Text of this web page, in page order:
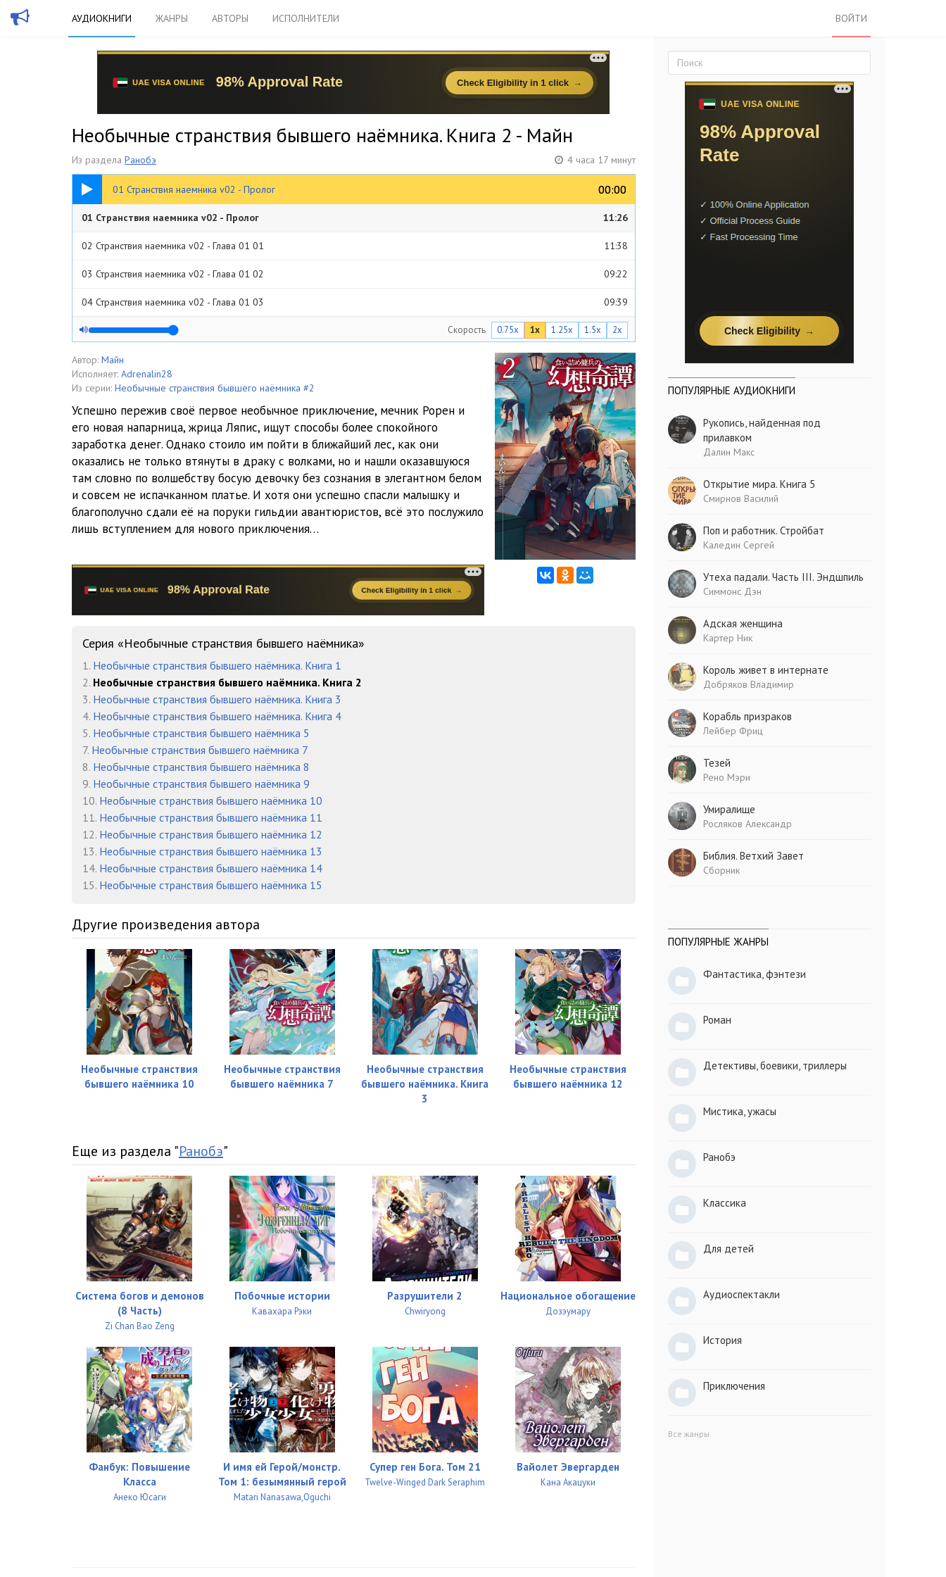
АУДИОКНИГИ ЖАНРЫ АВТОРЫ ИСПОЛНИТЕЛИ ВОЙТИ
Необычные странствия бывшего наёмника. Книга 2 - Майн
Из раздела Ранобэ 4 часа 17 минут
01 Странствия наемника v02 - Пролог 00:00
00:00
11:26
01 Странствия наемника v02 - Пролог 11:26
02 Странствия наемника v02 - Глава 01 01 11:38
03 Странствия наемника v02 - Глава 01 02 09:22
04 Странствия наемника v02 - Глава 01 03 09:39
05 Странствия наемника v02 - Глава 01 04 09:58
06 Странствия наемника v02 - Глава 01 05 10:29
07 Странствия наемника v02 - Глава 02 01 10:18
08 Странствия наемника v02 - Глава 02 02 09:46
09 Странствия наемника v02 - Глава 02 03 09:57
10 Странствия наемника v02 - Глава 02 04 07:24
11 Странствия наемника v02 - Глава 02 05 10:30
12 Странствия наемника v02 - Глава 03 01 11:35
10:47
14 Странствия наемника v02 - Глава 03 03
16 Странствия наемника v02 - Глава 04 01
17 Странствия наемника v02 - Глава 04 02
18 Странствия наемника v02 - Глава 04 03
19 Странствия наемника v02 - Глава 04 04
20 Странствия наемника v02 - Глава 05 01
21 Странствия наемника v02 - Глава 05 02
22 Странствия наемника v02 - Глава 05 03
23 Странствия наемника v02 - Глава 05 04
24 Странствия наемника v02 - Эпилог
25 Странствия наемника v02 - Антракт
26 Странствия наемника v02 - Послесловие автора
Скорость 0.75x 1x 1.25x 1.5x 2x
Автор: Майн
Исполняет: Adrenalin28
Из серии: Необычные странствия бывшего наёмника #2
Успешно пережив своё первое необычное приключение, мечник Рорен и
его новая напарница, жрица Ляпис, ищут способы более спокойного
заработка денег. Однако стоило им пойти в ближайший лес, как они
оказались не только втянуты в драку с волками, но и нашли оказавшуюся
там словно по волшебству босую девочку без сознания в элегантном белом
и совсем не испачканном платье. И хотя они успешно спасли малышку и
благополучно сдали её на поруки гильдии авантюристов, всё это послужило
лишь вступлением для нового приключения…
Серия «Необычные странствия бывшего наёмника»
1. Необычные странствия бывшего наёмника. Книга 1
2. Необычные странствия бывшего наёмника. Книга 2
3. Необычные странствия бывшего наёмника. Книга 3
4. Необычные странствия бывшего наёмника. Книга 4
5. Необычные странствия бывшего наёмника 5
7. Необычные странствия бывшего наёмника 7
8. Необычные странствия бывшего наёмника 8
9. Необычные странствия бывшего наёмника 9
10. Необычные странствия бывшего наёмника 10
11. Необычные странствия бывшего наёмника 11
12. Необычные странствия бывшего наёмника 12
13. Необычные странствия бывшего наёмника 13
14. Необычные странствия бывшего наёмника 14
15. Необычные странствия бывшего наёмника 15
Другие произведения автора
Необычные странствия
бывшего наёмника 10
Необычные странствия
бывшего наёмника 7
Необычные странствия
бывшего наёмника. Книга
3
Необычные странствия
бывшего наёмника 12
Еще из раздела "Ранобэ"
Система богов и демонов
(8 Часть)
Zi Chan Bao Zeng
Побочные истории
Кавахара Рэки
Разрушители 2
Chwiryong
Национальное обогащение
Дозэумару
Фанбук: Повышение
Класса
Анеко Юсаги
И имя ей Герой/монстр.
Том 1: безымянный герой
Matari Nanasawa,Oguchi
Супер ген Бога. Том 21
Twelve-Winged Dark Seraphim
Вайолет Эвергарден
Кана Акацуки
ПОПУЛЯРНЫЕ АУДИОКНИГИ
Рукопись, найденная под
прилавком
Далин Макс
Открытие мира. Книга 5
Смирнов Василий
Поп и работник. Стройбат
Каледин Сергей
Утеха падали. Часть III. Эндшпиль
Симмонс Дэн
Адская женщина
Картер Ник
Король живет в интернате
Добряков Владимир
Корабль призраков
Лейбер Фриц
Тезей
Рено Мэри
Умиралище
Росляков Александр
Библия. Ветхий Завет
Сборник
ПОПУЛЯРНЫЕ ЖАНРЫ
Фантастика, фэнтези
Роман
Детективы, боевики, триллеры
Мистика, ужасы
Ранобэ
Классика
Для детей
Аудиоспектакли
История
Приключения
Все жанры